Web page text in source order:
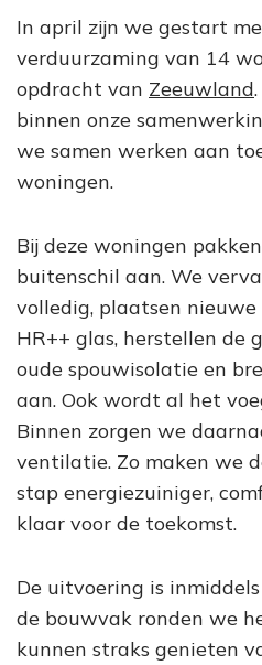
In april zijn we gestart
verduurzaming van 14
opdracht van Zeeuwland
binnen onze
we samen werken aan
woningen.
Bij deze woningen
buitenschil aan. We
volledig, plaatsen
HR++ glas, herstellen de
oude spouwisolatie en
aan. Ook wordt al het
Binnen zorgen we
ventilatie. Zo maken we
stap energiezuiniger,
klaar voor de toekomst.
De uitvoering is
de bouwvak ronden we
kunnen straks genieten